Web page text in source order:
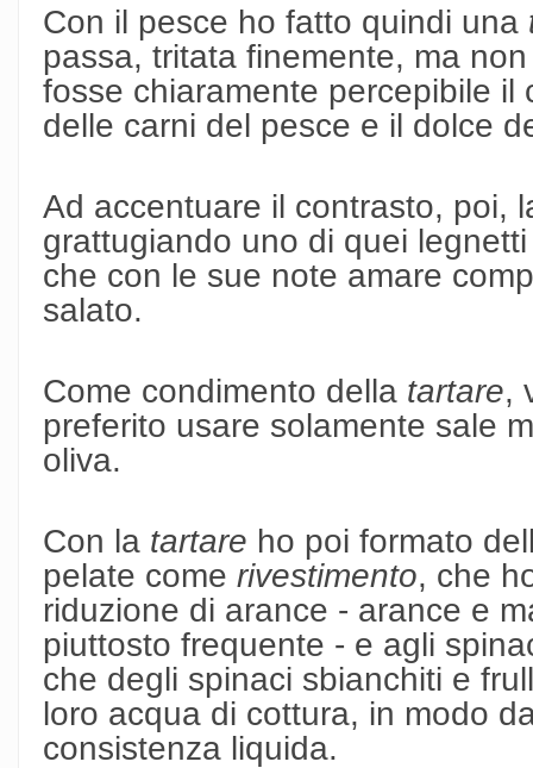
Con il pesce ho fatto quindi una
passa, tritata finemente, ma
fosse chiaramente percepibile
delle carni del pesce e il dolce
Ad accentuare il contrasto, poi,
grattugiando uno di quei
che con le sue note amare
salato.
Come condimento della tartare,
preferito usare solamente sale
oliva.
Con la tartare ho poi formato
pelate come rivestimento, che
riduzione di arance - arance e
piuttosto frequente - e agli
che degli spinaci sbianchiti e
loro acqua di cottura, in modo
consistenza liquida.